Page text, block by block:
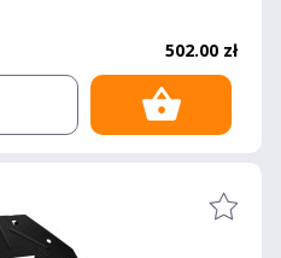
502.00 zł